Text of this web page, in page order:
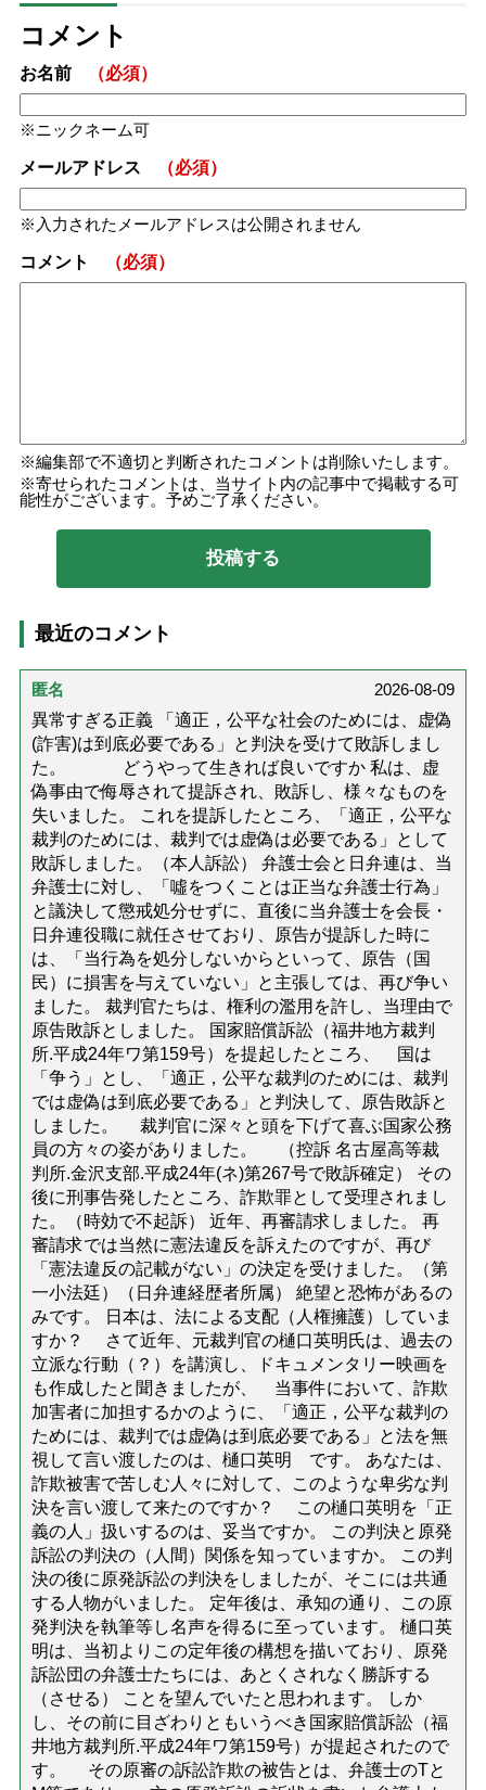
コメント
お名前 （必須）
ニックネーム可
メールアドレス （必須）
入力されたメールアドレスは公開されません
コメント （必須）
編集部で不適切と判断されたコメントは削除いたします。
寄せられたコメントは、当サイト内の記事中で掲載する可
能性がございます。予めご了承ください。
最近のコメント
匿名
2026-08-09
異常すぎる正義 「適正，公平な社会のためには、虚偽
(詐害)は到底必要である」と判決を受けて敗訴しまし
た。 どうやって生きれば良いですか 私は、虚
偽事由で侮辱されて提訴され、敗訴し、様々なものを
失いました。 これを提訴したところ、「適正，公平な
裁判のためには、裁判では虚偽は必要である」として
敗訴しました。（本人訴訟） 弁護士会と日弁連は、当
弁護士に対し、「噓をつくことは正当な弁護士行為」
と議決して懲戒処分せずに、直後に当弁護士を会長・
日弁連役職に就任させており、原告が提訴した時に
は、「当行為を処分しないからといって、原告（国
民）に損害を与えていない」と主張しては、再び争い
ました。 裁判官たちは、権利の濫用を許し、当理由で
原告敗訴としました。 国家賠償訴訟（福井地方裁判
所.平成24年ワ第159号）を提起したところ、 国は
「争う」とし、「適正，公平な裁判のためには、裁判
では虚偽は到底必要である」と判決して、原告敗訴と
しました。 裁判官に深々と頭を下げて喜ぶ国家公務
員の方々の姿がありました。 （控訴 名古屋高等裁
判所.金沢支部.平成24年(ネ)第267号で敗訴確定） その
後に刑事告発したところ、詐欺罪として受理されまし
た。（時効で不起訴） 近年、再審請求しました。 再
審請求では当然に憲法違反を訴えたのですが、再び
「憲法違反の記載がない」の決定を受けました。（第
一小法廷）（日弁連経歴者所属） 絶望と恐怖があるの
みです。 日本は、法による支配（人権擁護）していま
すか？ さて近年、元裁判官の樋口英明氏は、過去の
立派な行動（？）を講演し、ドキュメンタリー映画を
も作成したと聞きましたが、 当事件において、詐欺
加害者に加担するかのように、「適正，公平な裁判の
ためには、裁判では虚偽は到底必要である」と法を無
視して言い渡したのは、樋口英明 です。 あなたは、
詐欺被害で苦しむ人々に対して、このような卑劣な判
決を言い渡して来たのですか？ この樋口英明を「正
義の人」扱いするのは、妥当ですか。 この判決と原発
訴訟の判決の（人間）関係を知っていますか。 この判
決の後に原発訴訟の判決をしましたが、そこには共通
する人物がいました。 定年後は、承知の通り、この原
発判決を執筆等し名声を得るに至っています。 樋口英
明は、当初よりこの定年後の構想を描いており、原発
訴訟団の弁護士たちには、あとくされなく勝訴する
（させる） ことを望んでいたと思われます。 しか
し、その前に目ざわりともいうべき国家賠償訴訟（福
井地方裁判所.平成24年ワ第159号）が提起されたので
す。 その原審の訴訟詐欺の被告とは、弁護士のTと